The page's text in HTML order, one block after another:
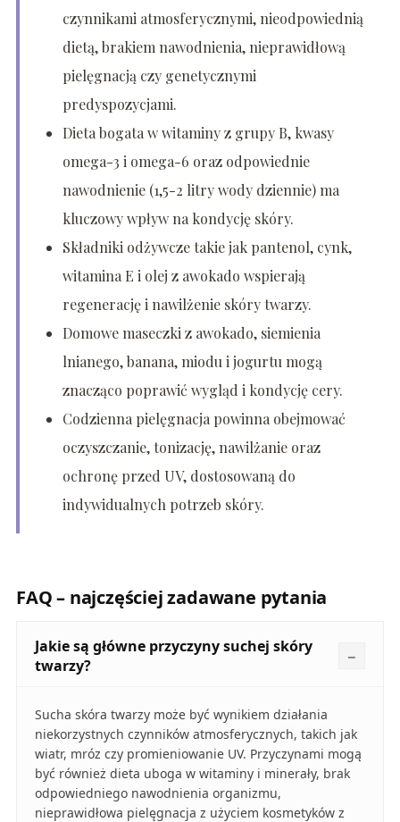
czynnikami atmosferycznymi, nieodpowiednią
dietą, brakiem nawodnienia, nieprawidłową
pielęgnacją czy genetycznymi
predyspozycjami.
Dieta bogata w witaminy z grupy B, kwasy
omega-3 i omega-6 oraz odpowiednie
nawodnienie (1,5-2 litry wody dziennie) ma
kluczowy wpływ na kondycję skóry.
Składniki odżywcze takie jak pantenol, cynk,
witamina E i olej z awokado wspierają
regenerację i nawilżenie skóry twarzy.
Domowe maseczki z awokado, siemienia
lnianego, banana, miodu i jogurtu mogą
znacząco poprawić wygląd i kondycję cery.
Codzienna pielęgnacja powinna obejmować
oczyszczanie, tonizację, nawilżanie oraz
ochronę przed UV, dostosowaną do
indywidualnych potrzeb skóry.
FAQ – najczęściej zadawane pytania
Jakie są główne przyczyny suchej skóry
twarzy?
Sucha skóra twarzy może być wynikiem działania
niekorzystnych czynników atmosferycznych, takich jak
wiatr, mróz czy promieniowanie UV. Przyczynami mogą
być również dieta uboga w witaminy i minerały, brak
odpowiedniego nawodnienia organizmu,
nieprawidłowa pielęgnacja z użyciem kosmetyków z